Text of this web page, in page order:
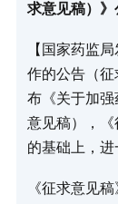
求意见稿）
【国家药监
作的公告（
布《关于加
意见稿），
的基础上，进
《征求意见